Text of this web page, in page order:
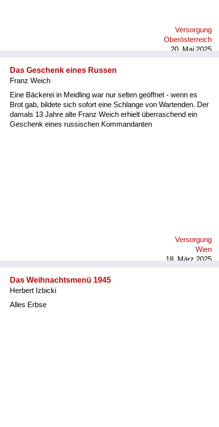
Bub mit der Zunge allweil die Braunschweiger Radln vor mich
hingeschoben hab übers Brot, und ganz zum Schluss, wenn
Versorgung
Oberösterreich
20. Mai 2025
Das Geschenk eines Russen
Franz Weich
Eine Bäckerei in Meidling war nur selten geöffnet - wenn es
Brot gab, bildete sich sofort eine Schlange von Wartenden. Der
damals 13 Jahre alte Franz Weich erhielt überraschend ein
Geschenk eines russischen Kommandanten
Versorgung
Wien
18. März 2025
Das Weihnachtsmenü 1945
Herbert Izbicki
Alles Erbse